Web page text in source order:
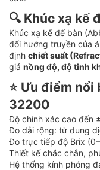
🔍 Khúc xạ kế
Khúc xạ kế để bàn
đổi hướng truyền của
định chiết suất
giá nồng độ, độ tinh
⭐ Ưu điểm nổi
32200
Độ chính xác cao đến
Đo dải rộng: từ dung
Đo trực tiếp độ Brix
Thiết kế chắc chắn,
Hệ thống kính phóng